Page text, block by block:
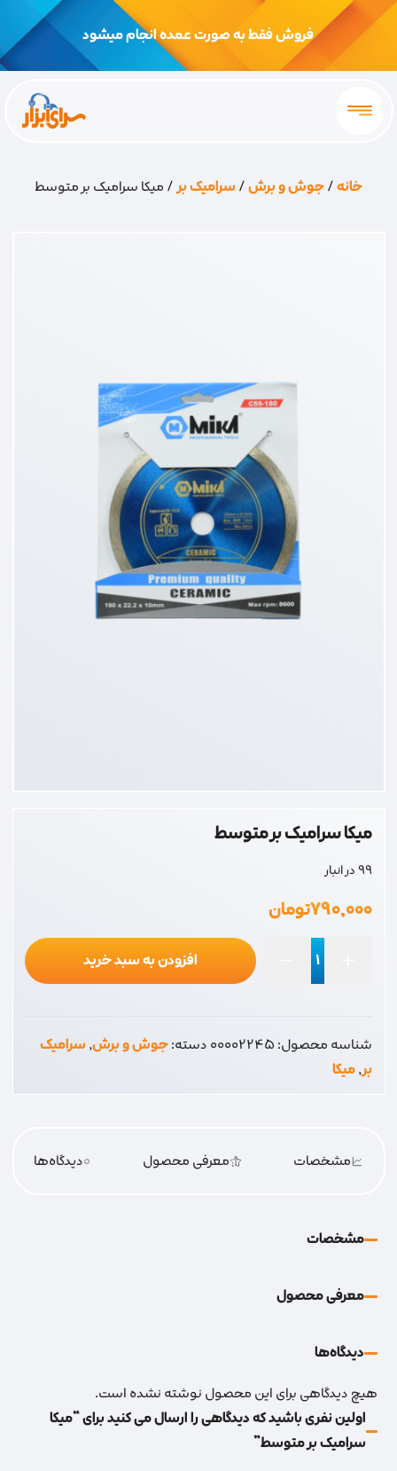
فروش فقط به صورت عمده انجام میشود
خانه/جوش و برش/سرامیک بر/ میکا سرامیک بر متوسط
میکا سرامیک بر متوسط
99 در انبار
۷۹۰,۰۰۰تومان
متوسط
عدد
افزودن به سبد خرید
شناسه محصول:00002245دسته:جوش و برش,سرامیک
بر,میکا
مشخصات معرفی محصول 0دیدگاه‌‌ها
مشخصات
معرفی محصول
دیدگاه‌‌ها
هیچ دیدگاهی برای این محصول نوشته نشده است.
اولین نفری باشید که دیدگاهی را ارسال می کنید برای “میکا
سرامیک بر متوسط”